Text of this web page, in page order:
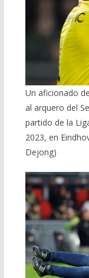
Un aficionado
al arquero del
partido de la
2023, en
Dejong)